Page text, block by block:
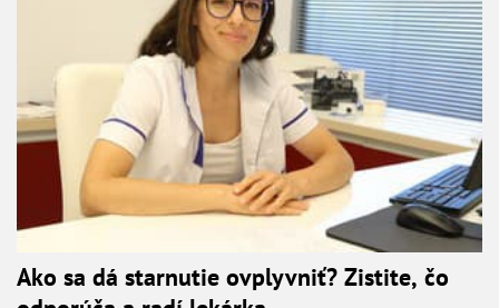
Ako sa dá starnutie ovplyvniť? Zistite, čo